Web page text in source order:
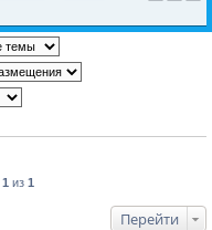
1 из 1
Перейти